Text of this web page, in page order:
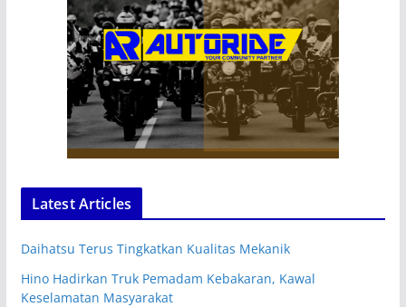
Latest Articles
Daihatsu Terus Tingkatkan Kualitas Mekanik
Hino Hadirkan Truk Pemadam Kebakaran, Kawal
Keselamatan Masyarakat